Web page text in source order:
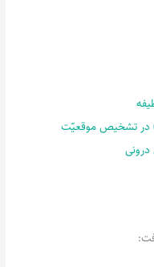
در تشخیص موقعیّت